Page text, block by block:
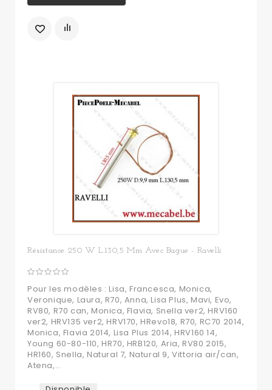
Résistance 250 W L.130,5 Mm Avec Bague - Ravelli
Pour les modèles : Lisa, Francesca, Monica,
Veronique, Laura, R70, Anna, Lisa Plus, Mavi, Evo,
RV80, R70 can, Monica, Flavia, Snella ver2, HRV160
ver2, HRV135 ver2, HRV170, HRevo18, R70, RC70 2014,
Monica, Flavia 2014, Lisa Plus 2014, HRV160 14,
Young 60-80-110, HR70, HRB120, Aria, RV80 2015,
HR160, Snella, Natural 7, Natural 9, Vittoria air/can,
Atena,...